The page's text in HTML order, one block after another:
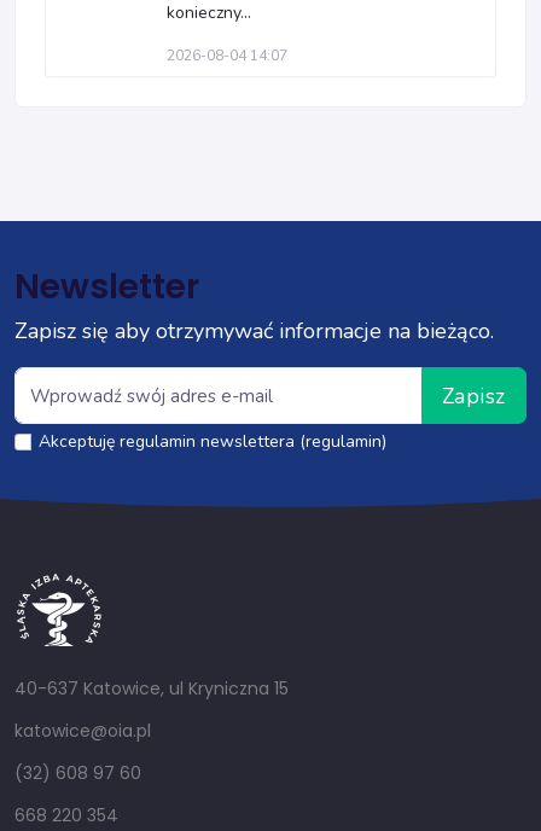
konieczny...
2026-08-04 14:07
Newsletter
Zapisz się aby otrzymywać informacje na bieżąco.
Zapisz
Akceptuję regulamin newslettera (regulamin)
40-637 Katowice, ul Kryniczna 15
katowice@oia.pl
(32) 608 97 60
668 220 354